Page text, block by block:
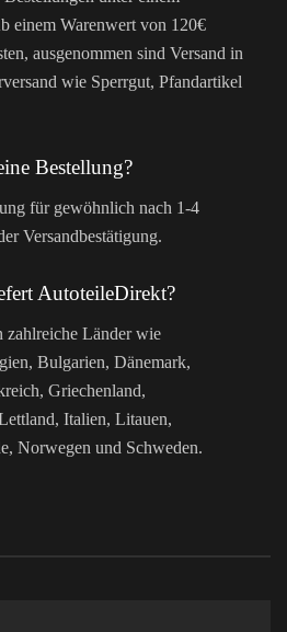
einem Warenwert von 120€
ausgenommen sind Versand in
wie Sperrgut, Pfandartikel
Bestellung?
für gewöhnlich nach 1-4
Versandbestätigung.
AutoteileDirekt?
Länder wie
Bulgarien, Dänemark,
Griechenland,
Italien, Litauen,
Norwegen und Schweden.